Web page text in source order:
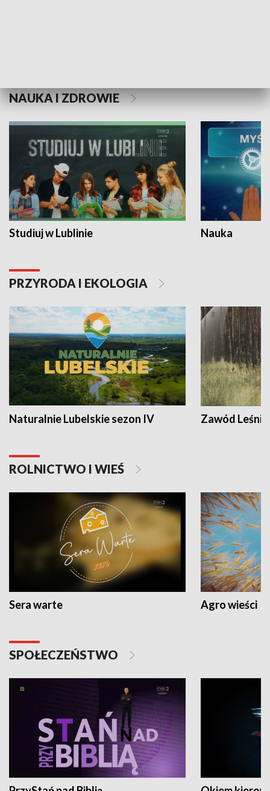
NAUKA I ZDROWIE
Studiuj w Lublinie Nauka
PRZYRODA I EKOLOGIA
Naturalnie Lubelskie sezon IV Zawód Leśnik
ROLNICTWO I WIEŚ
Sera warte Agro wieści
SPOŁECZEŃSTWO